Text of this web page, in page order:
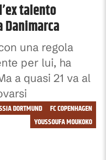
talento
una regola
per lui, ha
a quasi 21 va al
FC COPENHAGEN
DORTMUND
YOUSSOUFA MOUKOKO